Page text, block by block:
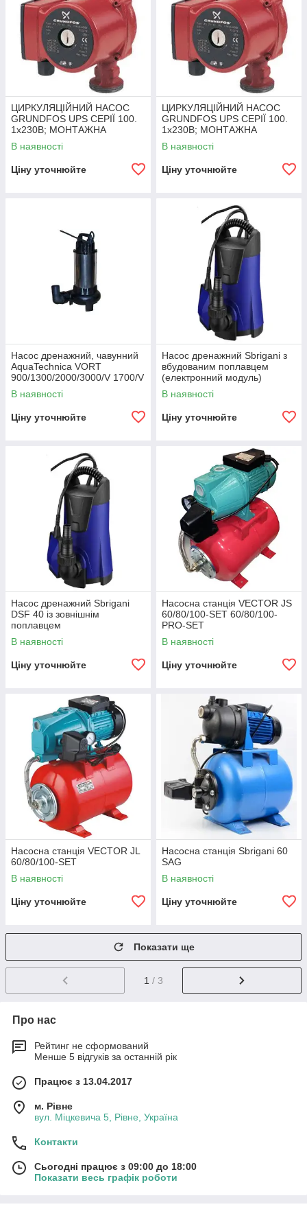
ЦИРКУЛЯЦІЙНИЙ НАСОС
GRUNDFOS UPS СЕРІЇ 100.
1x230B; МОНТАЖНА
ДОВЖИНА 130ММ
В наявності
Ціну уточнюйте
ЦИРКУЛЯЦІЙНИЙ НАСОС
GRUNDFOS UPS СЕРІЇ 100.
1x230B; МОНТАЖНА
ДОВЖИНА 180ММ
В наявності
Ціну уточнюйте
Насос дренажний, чавунний
AquaTechnica VORT
900/1300/2000/3000/V 1700/V
2000 F для забрудненої води
В наявності
Ціну уточнюйте
Насос дренажний Sbrigani з
вбудованим поплавцем
(електронний модуль)
В наявності
Ціну уточнюйте
Насос дренажний Sbrigani
DSF 40 із зовнішнім
поплавцем
В наявності
Ціну уточнюйте
Насосна станція VECTOR JS
60/80/100-SET 60/80/100-
PRO-SET
В наявності
Ціну уточнюйте
Насосна станція VECTOR JL
60/80/100-SET
В наявності
Ціну уточнюйте
Насосна станція Sbrigani 60
SAG
В наявності
Ціну уточнюйте
Показати ще
1 / 3
Про нас
Рейтинг не сформований
Менше 5 відгуків за останній рік
Працює з 13.04.2017
м. Рівне
вул. Міцкевича 5, Рівне, Україна
Контакти
Сьогодні працює з 09:00 до 18:00
Показати весь графік роботи